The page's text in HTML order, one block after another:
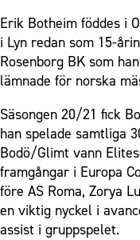
Erik Botheim föddes i
i Lyn redan som 15-
Rosenborg BK som
lämnade för norska
Säsongen 20/21 fick
han spelade samtliga
Bodö/Glimt vann
framgångar i Europa
före AS Roma, Zorya
en viktig nyckel i
assist i gruppspelet.